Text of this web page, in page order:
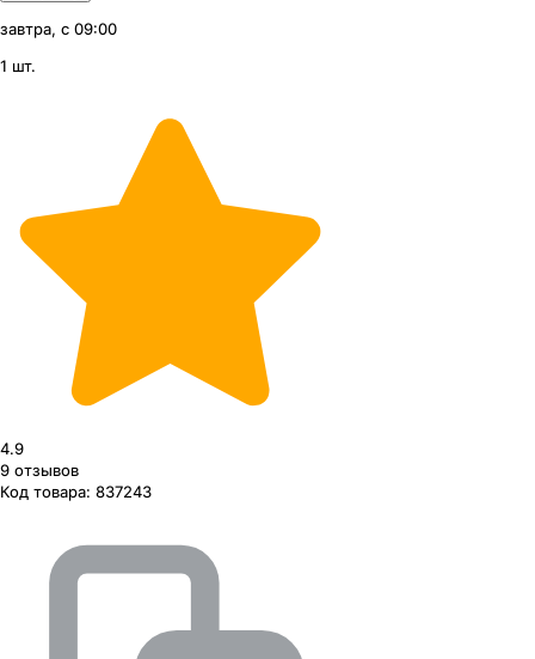
завтра, с 09:00
1 шт.
4.9
9 отзывов
Код товара: 837243